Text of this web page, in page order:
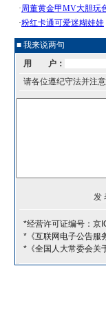
■ 我来说两句
用 户：
请各位遵纪守法并注意
*经营许可证编号：京
*《互联网电子公告服
*《全国人大常委会关